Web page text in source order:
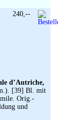
d’Autriche,
[39] Bl. mit
Orig.-
und
240,--